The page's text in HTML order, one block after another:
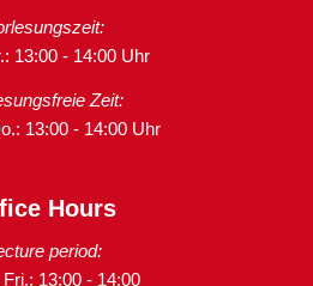
13:00 - 14:00 Uhr
Zeit:
13:00 - 14:00 Uhr
Hours
period:
13:00 - 14:00